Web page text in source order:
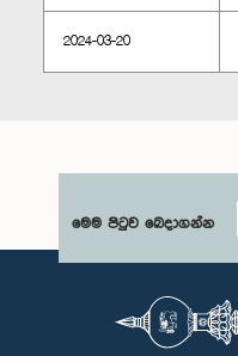
2024-03-20
මෙම පිටුව බෙදාගන්න